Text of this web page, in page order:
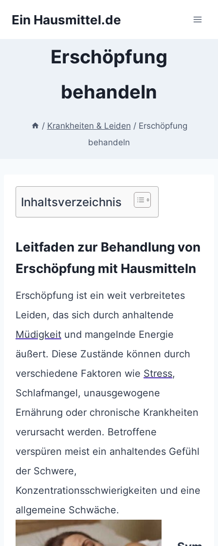
Ein Hausmittel.de
Erschöpfung
behandeln
/ Krankheiten & Leiden / Erschöpfung
behandeln
Inhaltsverzeichnis
Leitfaden zur Behandlung von
Erschöpfung mit Hausmitteln
Erschöpfung ist ein weit verbreitetes
Leiden, das sich durch anhaltende
Müdigkeit und mangelnde Energie
äußert. Diese Zustände können durch
verschiedene Faktoren wie Stress,
Schlafmangel, unausgewogene
Ernährung oder chronische Krankheiten
verursacht werden. Betroffene
verspüren meist ein anhaltendes Gefühl
der Schwere,
Konzentrationsschwierigkeiten und eine
allgemeine Schwäche.